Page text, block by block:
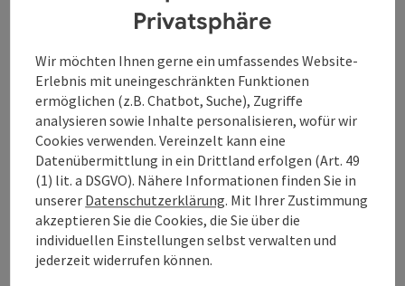
Öffnungszeiten
Küche
Ausstattung
Preise
Privatsphäre
Wir möchten Ihnen gerne ein umfassendes Website-
Erlebnis mit uneingeschränkten Funktionen
ermöglichen (z.B. Chatbot, Suche), Zugriffe
analysieren sowie Inhalte personalisieren, wofür wir
Cookies verwenden. Vereinzelt kann eine
Datenübermittlung in ein Drittland erfolgen (Art. 49
(1) lit. a DSGVO). Nähere Informationen finden Sie in
unserer Datenschutzerklärung. Mit Ihrer Zustimmung
akzeptieren Sie die Cookies, die Sie über die
individuellen Einstellungen selbst verwalten und
jederzeit widerrufen können.